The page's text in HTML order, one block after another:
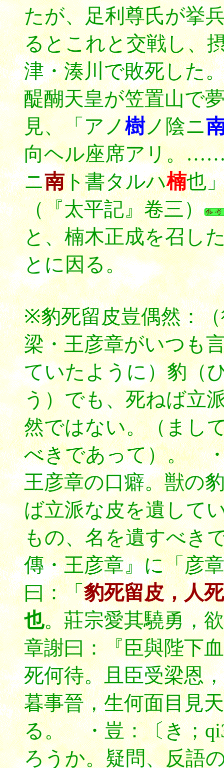
たが、足利尊氏が挙
るとこれと交戦し、
津・湊川で敗死した
醍醐天皇が笠置山で
見、「アノ樹ノ陰ニ
向ヘル座席アリ。
ニ南ト書タルハ楠也
（『太平記』卷三）
と、楠木正成を召し
とに因る。
※豹死留皮豈偶然：
梁・王彦章がいつも
ていたように）豹（
う）でも、死ねば立
然ではない。（まし
べきであって）。
王彦章の口癖。獣の
ば立派な皮を遺して
もの、名を遺すべき
傳・王彦章』に「彦
曰：「豹死留皮，人
也。莊宗愛其驍勇，
章謝曰：『臣與陛下
死何待。且臣受梁恩
暮事晉，生何面目見
る。 ・豈：〔き；
ろうか。疑問、反語